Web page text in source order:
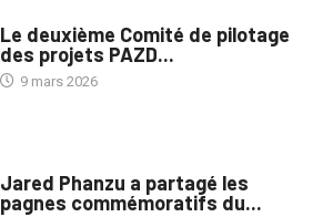
Le deuxième Comité de pilotage
des projets PAZD...
9 mars 2026
Jared Phanzu a partagé les
pagnes commémoratifs du...